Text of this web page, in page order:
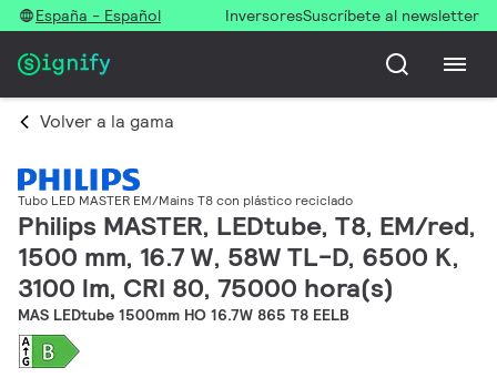
España - Español InversoresSuscríbete al newsletter
Volver a la gama
Tubo LED MASTER EM/Mains T8 con plástico reciclado
Philips MASTER, LEDtube, T8, EM/red,
1500 mm, 16.7 W, 58W TL-D, 6500 K,
3100 lm, CRI 80, 75000 hora(s)
MAS LEDtube 1500mm HO 16.7W 865 T8 EELB